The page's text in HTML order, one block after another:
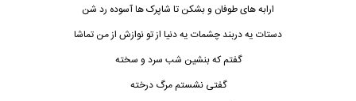
ارابه های طوفان و بشکن تا شاپرک ها آسوده رد شن
دستات یه دربند چشمات یه دنیا از تو نوازش از من تماشا
گفتم که بنشین شب سرد و سخته
گفتی نشستم مرگ درخته